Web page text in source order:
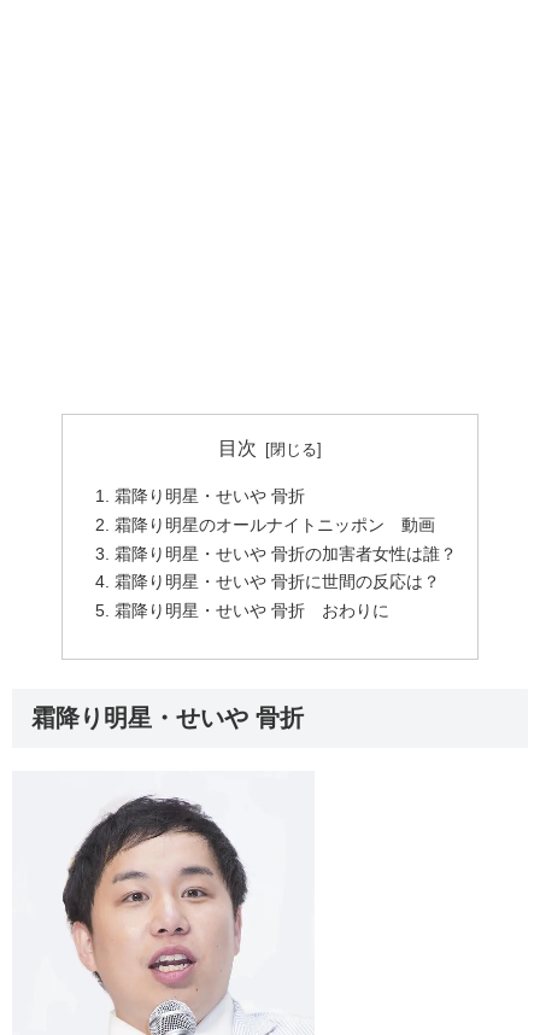
目次
霜降り明星・せいや 骨折
霜降り明星のオールナイトニッポン 動画
霜降り明星・せいや 骨折の加害者女性は誰？
霜降り明星・せいや 骨折に世間の反応は？
霜降り明星・せいや 骨折 おわりに
霜降り明星・せいや 骨折